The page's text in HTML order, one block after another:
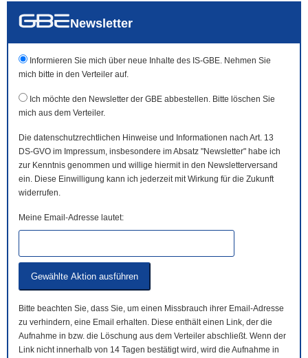
auch in allen Texten suchen (Volltextsuche)
Newsletter
Informieren Sie mich über neue Inhalte des IS-GBE. Nehmen Sie
mich bitte in den Verteiler auf.
Ich möchte den Newsletter der GBE abbestellen. Bitte löschen Sie
mich aus dem Verteiler.
Die datenschutzrechtlichen Hinweise und Informationen nach Art. 13
DS-GVO im Impressum, insbesondere im Absatz "Newsletter" habe ich
zur Kenntnis genommen und willige hiermit in den Newsletterversand
ein. Diese Einwilligung kann ich jederzeit mit Wirkung für die Zukunft
widerrufen.
Meine Email-Adresse lautet:
Bitte beachten Sie, dass Sie, um einen Missbrauch ihrer Email-Adresse
zu verhindern, eine Email erhalten. Diese enthält einen Link, der die
Aufnahme in bzw. die Löschung aus dem Verteiler abschließt. Wenn der
Link nicht innerhalb von 14 Tagen bestätigt wird, wird die Aufnahme in